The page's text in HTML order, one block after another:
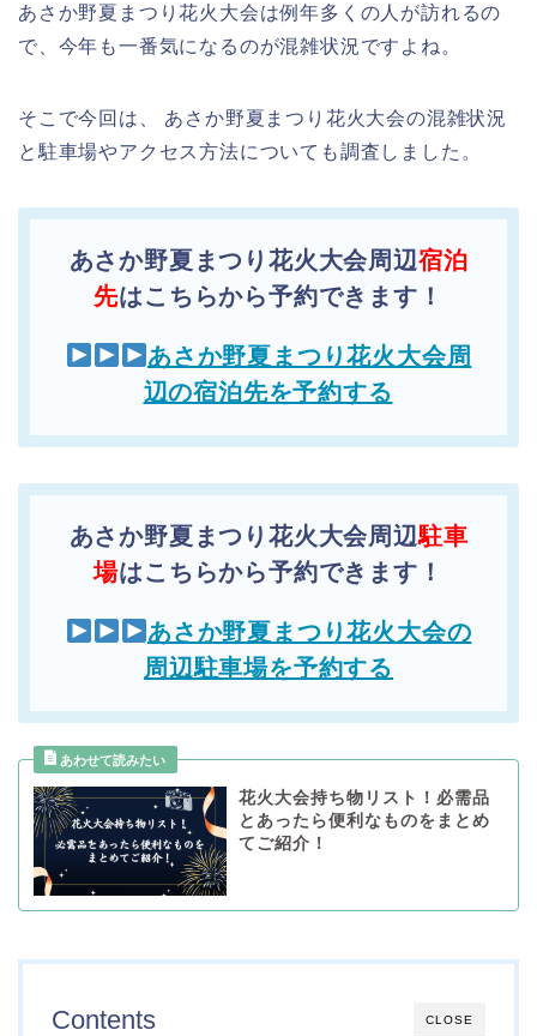
あさか野夏まつり花火大会は例年多くの人が訪れるの
で、今年も一番気になるのが混雑状況ですよね。
そこで今回は、 あさか野夏まつり花火大会の混雑状況
と駐車場やアクセス方法についても調査しました。
あさか野夏まつり花火大会周辺宿泊
先はこちらから予約できます！
あさか野夏まつり花火大会周
辺の宿泊先を予約する
あさか野夏まつり花火大会周辺駐車
場はこちらから予約できます！
あさか野夏まつり花火大会の
周辺駐車場を予約する
花火大会持ち物リスト！必需品
とあったら便利なものをまとめ
てご紹介！
CLOSE
Contents